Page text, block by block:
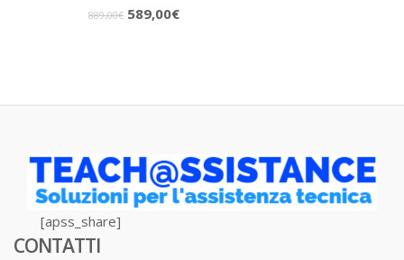
889,00€ Il
589,00€Il
[apss_share]
CONTATTI